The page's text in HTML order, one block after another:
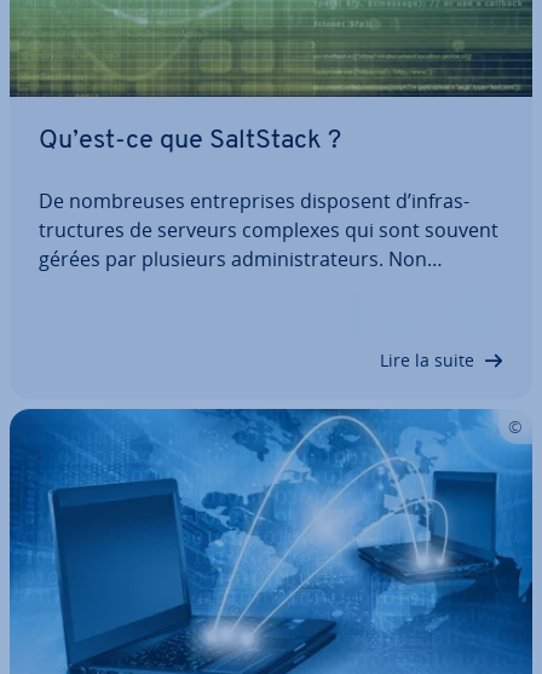
Qu’est-ce que SaltStack ?
De nom­breuses en­tre­prises disposent d’in­fras­
truc­tures de serveurs complexes qui sont souvent
gérées par plusieurs ad­mi­nis­tra­teurs. Non
Lire la suite